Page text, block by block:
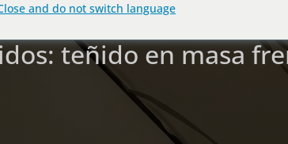
teñido en masa
and do not switch language